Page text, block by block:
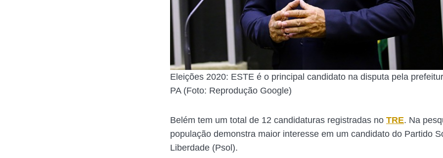
Eleições 2020: ESTE é o principal candidato na disputa pela
PA (Foto: Reprodução Google)
Belém tem um total de 12 candidaturas registradas no TRE. Na
população demonstra maior interesse em um candidato do Partido
Liberdade (Psol).